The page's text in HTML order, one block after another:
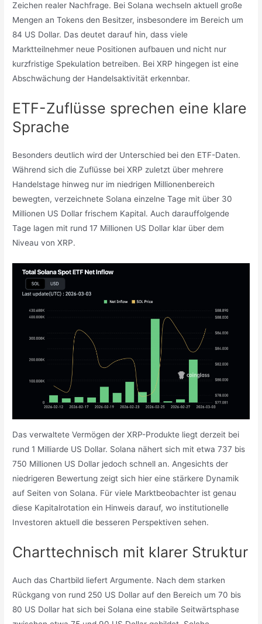
Zeichen realer Nachfrage. Bei Solana wechseln aktuell große
Mengen an Tokens den Besitzer, insbesondere im Bereich um
84 US Dollar. Das deutet darauf hin, dass viele
Marktteilnehmer neue Positionen aufbauen und nicht nur
kurzfristige Spekulation betreiben. Bei XRP hingegen ist eine
Abschwächung der Handelsaktivität erkennbar.
ETF-Zuflüsse sprechen eine klare
Sprache
Besonders deutlich wird der Unterschied bei den ETF-Daten.
Während sich die Zuflüsse bei XRP zuletzt über mehrere
Handelstage hinweg nur im niedrigen Millionenbereich
bewegten, verzeichnete Solana einzelne Tage mit über 30
Millionen US Dollar frischem Kapital. Auch darauffolgende
Tage lagen mit rund 17 Millionen US Dollar klar über dem
Niveau von XRP.
Das verwaltete Vermögen der XRP-Produkte liegt derzeit bei
rund 1 Milliarde US Dollar. Solana nähert sich mit etwa 737 bis
750 Millionen US Dollar jedoch schnell an. Angesichts der
niedrigeren Bewertung zeigt sich hier eine stärkere Dynamik
auf Seiten von Solana. Für viele Marktbeobachter ist genau
diese Kapitalrotation ein Hinweis darauf, wo institutionelle
Investoren aktuell die besseren Perspektiven sehen.
Charttechnisch mit klarer Struktur
Auch das Chartbild liefert Argumente. Nach dem starken
Rückgang von rund 250 US Dollar auf den Bereich um 70 bis
80 US Dollar hat sich bei Solana eine stabile Seitwärtsphase